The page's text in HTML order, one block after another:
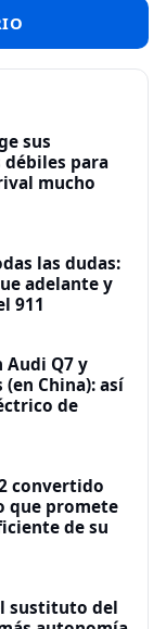
sus
para
mucho
las dudas:
adelante y
911
Audi Q7 y
(en China): así
de
convertido
que promete
de su
sustituto del